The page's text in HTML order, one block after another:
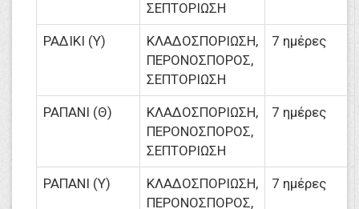
ΣΕΠΤΟΡΙΩΣΗ
ΡΑΔΙΚΙ (Υ)
ΚΛΑΔΟΣΠΟΡΙΩΣΗ,
ΠΕΡΟΝΟΣΠΟΡΟΣ,
ΣΕΠΤΟΡΙΩΣΗ
7 ημέρες
ΡΑΠΑΝΙ (Θ)
ΚΛΑΔΟΣΠΟΡΙΩΣΗ,
ΠΕΡΟΝΟΣΠΟΡΟΣ,
ΣΕΠΤΟΡΙΩΣΗ
7 ημέρες
ΡΑΠΑΝΙ (Υ)
ΚΛΑΔΟΣΠΟΡΙΩΣΗ,
ΠΕΡΟΝΟΣΠΟΡΟΣ,
7 ημέρες